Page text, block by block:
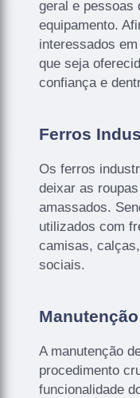
geral e pessoas
equipamento.
interessados
que seja
confiança e
Ferros
Os ferros
deixar as
amassados.
utilizados com
camisas,
sociais.
A manutenção
procedimento
funcionalidade